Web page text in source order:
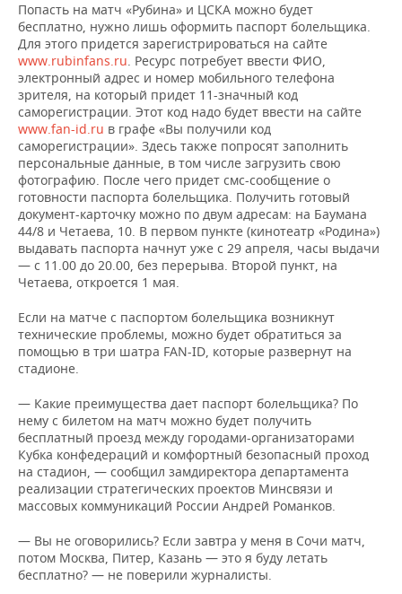
Попасть на матч «Рубина» и ЦСКА можно будет
бесплатно, нужно лишь оформить паспорт болельщика.
Для этого придется зарегистрироваться на сайте
www.rubinfans.ru. Ресурс потребует ввести ФИО,
электронный адрес и номер мобильного телефона
зрителя, на который придет 11-значный код
саморегистрации. Этот код надо будет ввести на сайте
www.fan-id.ru в графе «Вы получили код
саморегистрации». Здесь также попросят заполнить
персональные данные, в том числе загрузить свою
фотографию. После чего придет смс-сообщение о
готовности паспорта болельщика. Получить готовый
документ-карточку можно по двум адресам: на Баумана
44/8 и Четаева, 10. В первом пункте (кинотеатр «Родина»)
выдавать паспорта начнут уже с 29 апреля, часы выдачи
— с 11.00 до 20.00, без перерыва. Второй пункт, на
Четаева, откроется 1 мая.
Если на матче с паспортом болельщика возникнут
технические проблемы, можно будет обратиться за
помощью в три шатра FAN-ID, которые развернут на
стадионе.
— Какие преимущества дает паспорт болельщика? По
нему с билетом на матч можно будет получить
бесплатный проезд между городами-организаторами
Кубка конфедераций и комфортный безопасный проход
на стадион, — сообщил замдиректора департамента
реализации стратегических проектов Минсвязи и
массовых коммуникаций России Андрей Романков.
— Вы не оговорились? Если завтра у меня в Сочи матч,
потом Москва, Питер, Казань — это я буду летать
бесплатно? — не поверили журналисты.